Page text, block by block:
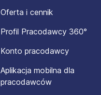
Oferta i cennik
Profil Pracodawcy 360°
Konto pracodawcy
Aplikacja mobilna dla
pracodawców